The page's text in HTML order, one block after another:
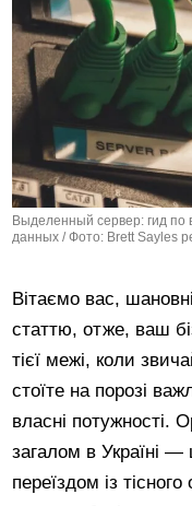
Выделенный сервер: гид по
данных / Фото: Brett Sayles
Вітаємо вас,
статтю, отже, ваш
тієї межі, коли
стоїте на порозі
власні потужності.
загалом в Україні —
переїздом із